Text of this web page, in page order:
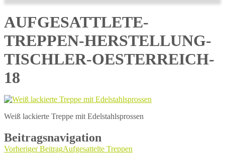
AUFGESATTLETE-
TREPPEN-HERSTELLUNG-
TISCHLER-OESTERREICH-
18
Weiß lackierte Treppe mit Edelstahlsprossen
Beitragsnavigation
Vorheriger BeitragAufgesattelte Treppen